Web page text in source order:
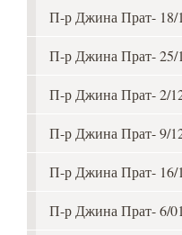
П-р Джина Прат- 18/
П-р Джина Прат- 25/
П-р Джина Прат- 2/
П-р Джина Прат- 9/
П-р Джина Прат- 16/
П-р Джина Прат- 6/